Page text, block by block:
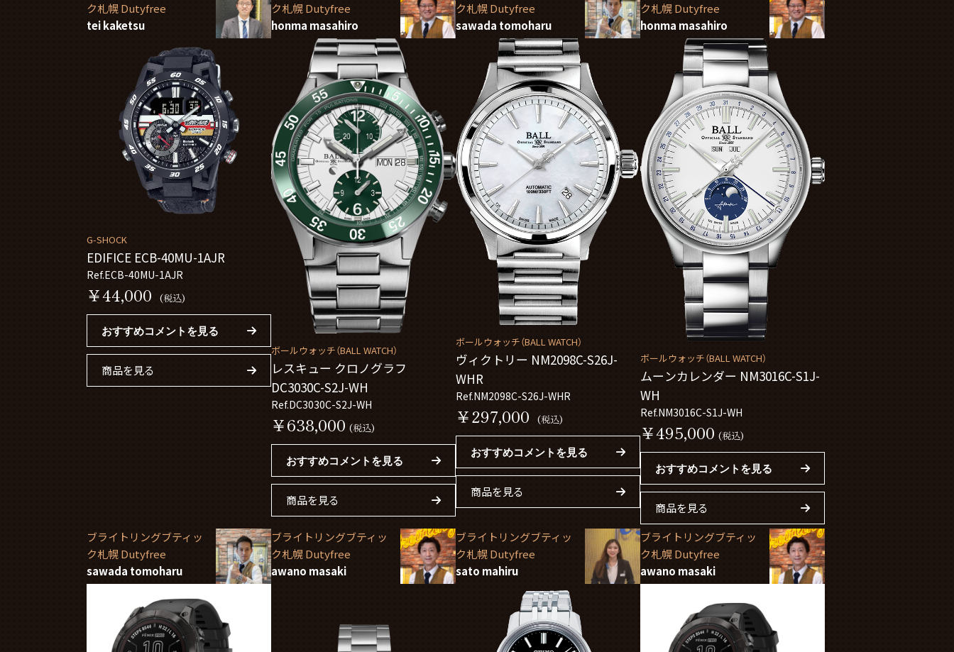
ク札幌 Dutyfree
tei kaketsu
G-SHOCK
EDIFICE ECB-40MU-1AJR
Ref.ECB-40MU-1AJR
￥44,000 (税込)
おすすめコメントを見る
商品を見る
ク札幌 Dutyfree
honma masahiro
ボールウォッチ（BALL WATCH）
レスキュー クロノグラフ
DC3030C-S2J-WH
Ref.DC3030C-S2J-WH
￥638,000 (税込)
おすすめコメントを見る
商品を見る
ク札幌 Dutyfree
sawada tomoharu
ボールウォッチ（BALL WATCH）
ヴィクトリー NM2098C-S26J-
WHR
Ref.NM2098C-S26J-WHR
￥297,000 (税込)
おすすめコメントを見る
商品を見る
ク札幌 Dutyfree
honma masahiro
ボールウォッチ（BALL WATCH）
ムーンカレンダー NM3016C-S1J-
WH
Ref.NM3016C-S1J-WH
￥495,000 (税込)
おすすめコメントを見る
商品を見る
ブライトリングブティッ
ク札幌 Dutyfree
sawada tomoharu
ブライトリングブティッ
ク札幌 Dutyfree
awano masaki
ブライトリングブティッ
ク札幌 Dutyfree
sato mahiru
ブライトリングブティッ
ク札幌 Dutyfree
awano masaki